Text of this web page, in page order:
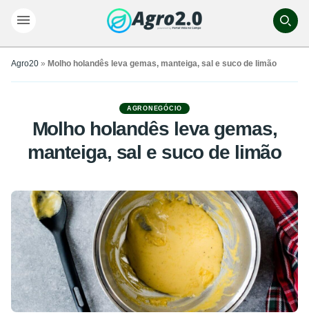
Agro20 » Molho holandês leva gemas, manteiga, sal e suco de limão
AGRONEGÓCIO
Molho holandês leva gemas,
manteiga, sal e suco de limão